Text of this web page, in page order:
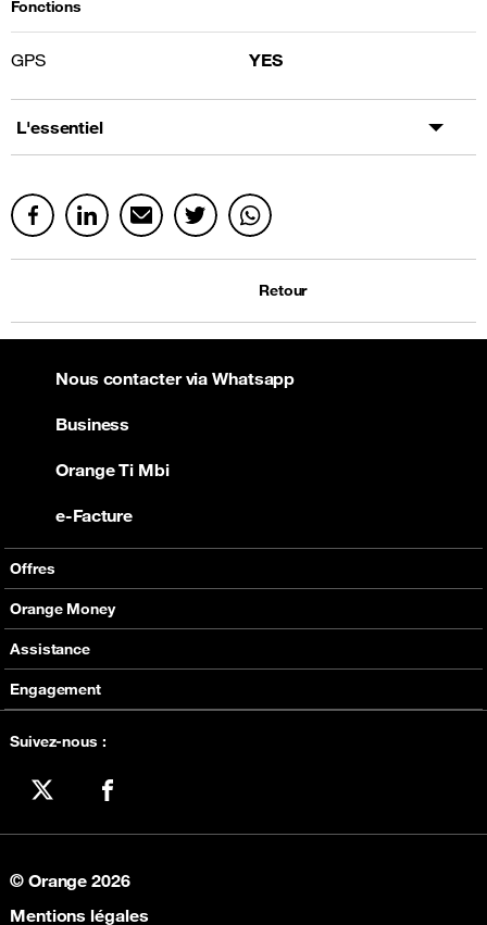
Fonctions
GPS YES
L'essentiel
Retour
Suivez-nous :
Offres
Offres Mobiles
Internet
Bons plans
Orange Money
Présentation
Assistance
Assistance
Engagement
Nous contacter via Whatsapp
Business
Orange Ti Mbi
e-Facture
© Orange 2026
Mentions légales